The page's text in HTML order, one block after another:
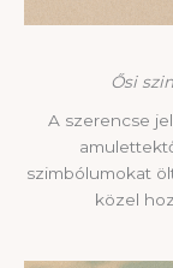
Ősi
A szerencse
szimbólumokat
közel